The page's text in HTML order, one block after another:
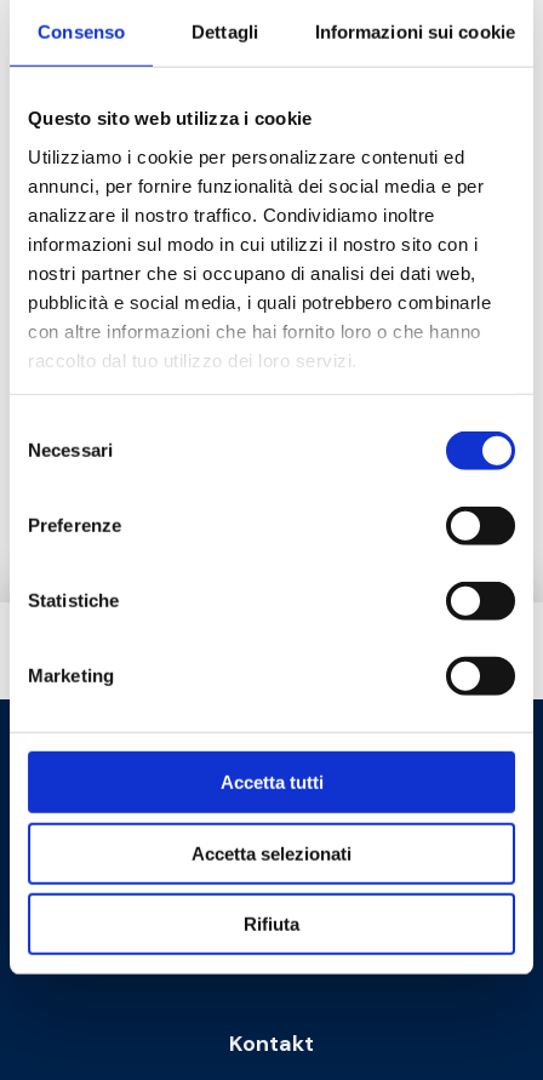
Consenso Dettagli Informazioni sui cookie
Questo sito web utilizza i cookie
Utilizziamo i cookie per personalizzare contenuti ed
annunci, per fornire funzionalità dei social media e per
analizzare il nostro traffico. Condividiamo inoltre
informazioni sul modo in cui utilizzi il nostro sito con i
nostri partner che si occupano di analisi dei dati web,
pubblicità e social media, i quali potrebbero combinarle
con altre informazioni che hai fornito loro o che hanno
raccolto dal tuo utilizzo dei loro servizi.
delNecessari
Preferenze
Statistiche
Marketing
Accetta tutti
Accetta selezionati
Rifiuta
30D02000819 G 3/4 M
30D02000825
30D02000840 G 3/4 M
Beschreibung
Dokumentation
Cookie Policy Privacy Policy
Kontakt